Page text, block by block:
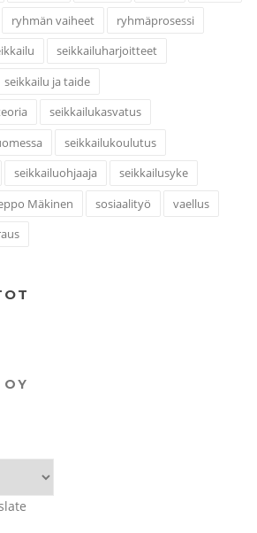
ryhmän vaiheet
ryhmäprosessi
seikkailuharjoitteet
seikkailu ja taide
seikkailukasvatus
seikkailukoulutus
seikkailuohjaaja
seikkailusyke
Mäkinen sosiaalityö
vaellus
OY